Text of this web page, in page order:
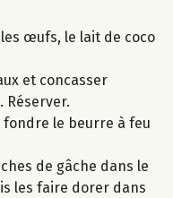
œufs, le lait de coco
et concasser
Réserver.
fondre le beurre à feu
de gâche dans le
les faire dorer dans